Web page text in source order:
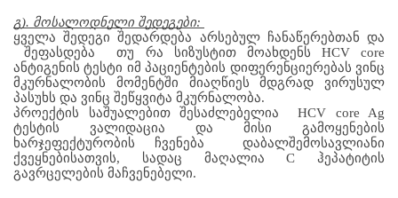
გ). მოსალოდნელი შედეგები:
ყველა შედეგი შედარდება არსებულ ჩანაწერებთან და
შეფასდება  თუ რა სიზუსტით მოახდენს HCV core
ანტიგენის ტესტი იმ პაციენტების დიფერენციერებას ვინც
მკურნალობის მომენტში მიაღწიეს მდგრად ვირუსულ
პასუხს და ვინც შეწყვიტა მკურნალობა.
პროექტის საშუალებით შესაძლებელია  HCV core Ag
ტესტის ვალიდაცია და მისი გამოყენების
ხარჯეფექტურობის ჩვენება  დაბალშემოსავლიანი
ქვეყნებისათვის, სადაც მაღალია C ჰეპატიტის
გავრცელების მაჩვენებელი.